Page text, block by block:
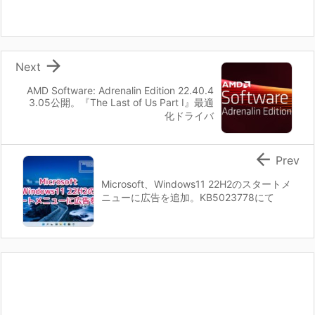
AMD Software: Adrenalin Edition 22.40.4
3.05公開。『The Last of Us Part I』最適
化ドライバ

Next
Microsoft、Windows11 22H2のスタートメ
ニューに広告を追加。KB5023778にて
 Prev